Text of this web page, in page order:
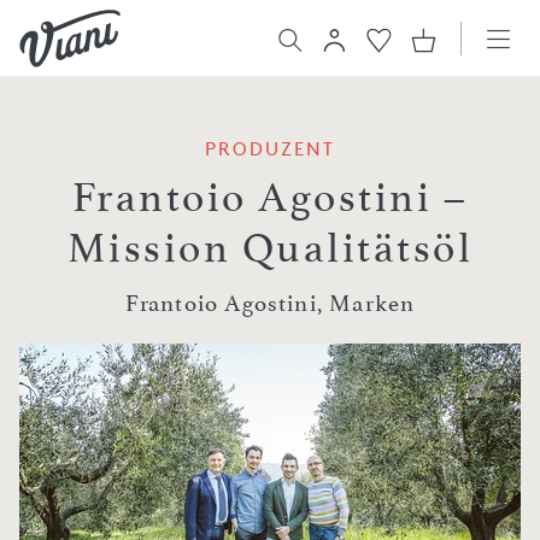
PRODUZENT
Frantoio Agostini –
Mission Qualitätsöl
Frantoio Agostini, Marken